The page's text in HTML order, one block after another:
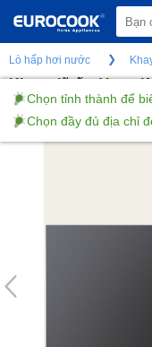
Lò hấp hơi nước
Khay giữ ấm V-zug